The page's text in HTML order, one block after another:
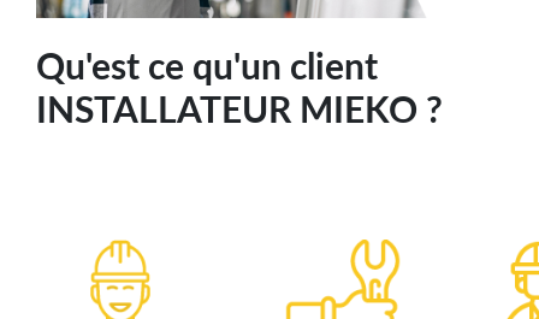
Qu'est ce qu'un client
INSTALLATEUR MIEKO ?